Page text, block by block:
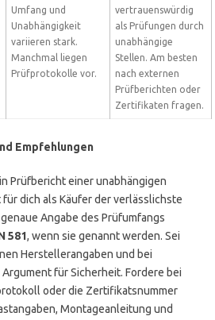
Umfang und
Unabhängigkeit
variieren stark.
Manchmal liegen
Prüfprotokolle vor.
vertrauenswürdig
als Prüfungen durch
unabhängige
Stellen. Am besten
nach externen
Prüfberichten oder
Zertifikaten fragen.
Empfehlungen
Prüfbericht einer unabhängigen
dich als Käufer der verlässlichste
Angabe des Prüfumfangs
581, wenn sie genannt werden. Sei
Herstellerangaben und bei
Argument für Sicherheit. Fordere bei
oder die Zertifikatsnummer
Montageanleitung und